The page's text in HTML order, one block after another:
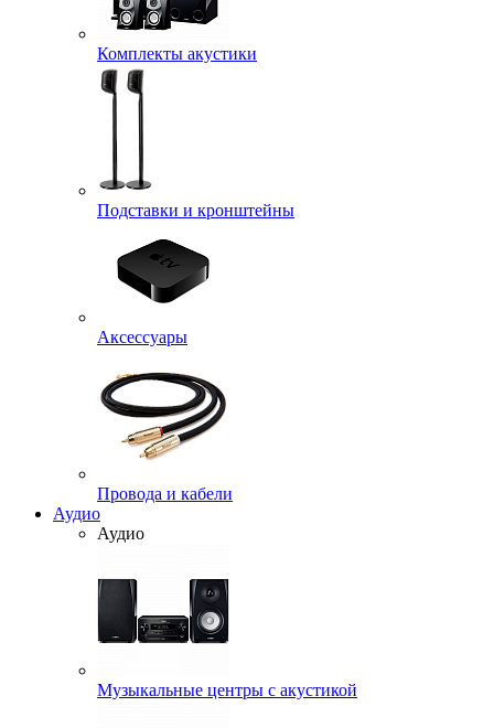
Комплекты акустики
Подставки и кронштейны
Аксессуары
Провода и кабели
Аудио
Аудио
Музыкальные центры с акустикой